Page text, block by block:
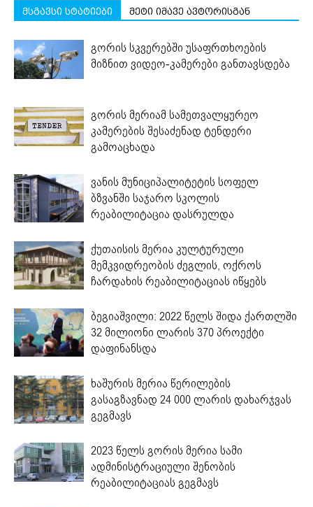
მსგავსი სტატიები მეტი იმავე ავტორისგან
გორის სკვერებში უსაფრთხოების
მიზნით ვიდეო-კამერები განთავსდება
გორის მერიამ სამეთვალყურეო
კამერების შესაძენად ტენდერი
გამოაცხადა
ვანის მუნიციპალიტეტის სოფელ
ბზვანში საჯარო სკოლის
რეაბილიტაცია დასრულდა
ქუთაისის მერია კულტურული
მემკვიდრეობის ძეგლის, ოქროს
ჩარდახის რეაბილიტაციას იწყებს
ბეგიაშვილი: 2022 წელს შიდა ქართლში
32 მილიონი ლარის 370 პროექტი
დაფინანსდა
ხაშურის მერია წერილების
გასაგზავნად 24 000 ლარის დახარჯვას
გეგმავს
2023 წელს გორის მერია სამი
ადმინისტრაციული შენობის
რეაბილიტაციას გეგმავს